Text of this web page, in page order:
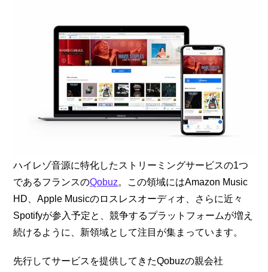
ハイレゾ音源に特化したストリーミングサービスの1つ
であるフランスのQobuz。この領域にはAmazon Music
HD、Apple Musicのロスレスオーディオ、さらに近々
Spotifyが参入予定と、競争するプラットフォームが増え
続けるように、新領域として注目が集まっています。
先行してサービスを提供してきたQobuzの親会社